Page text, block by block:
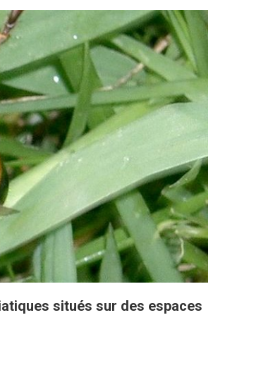
situés sur des espaces